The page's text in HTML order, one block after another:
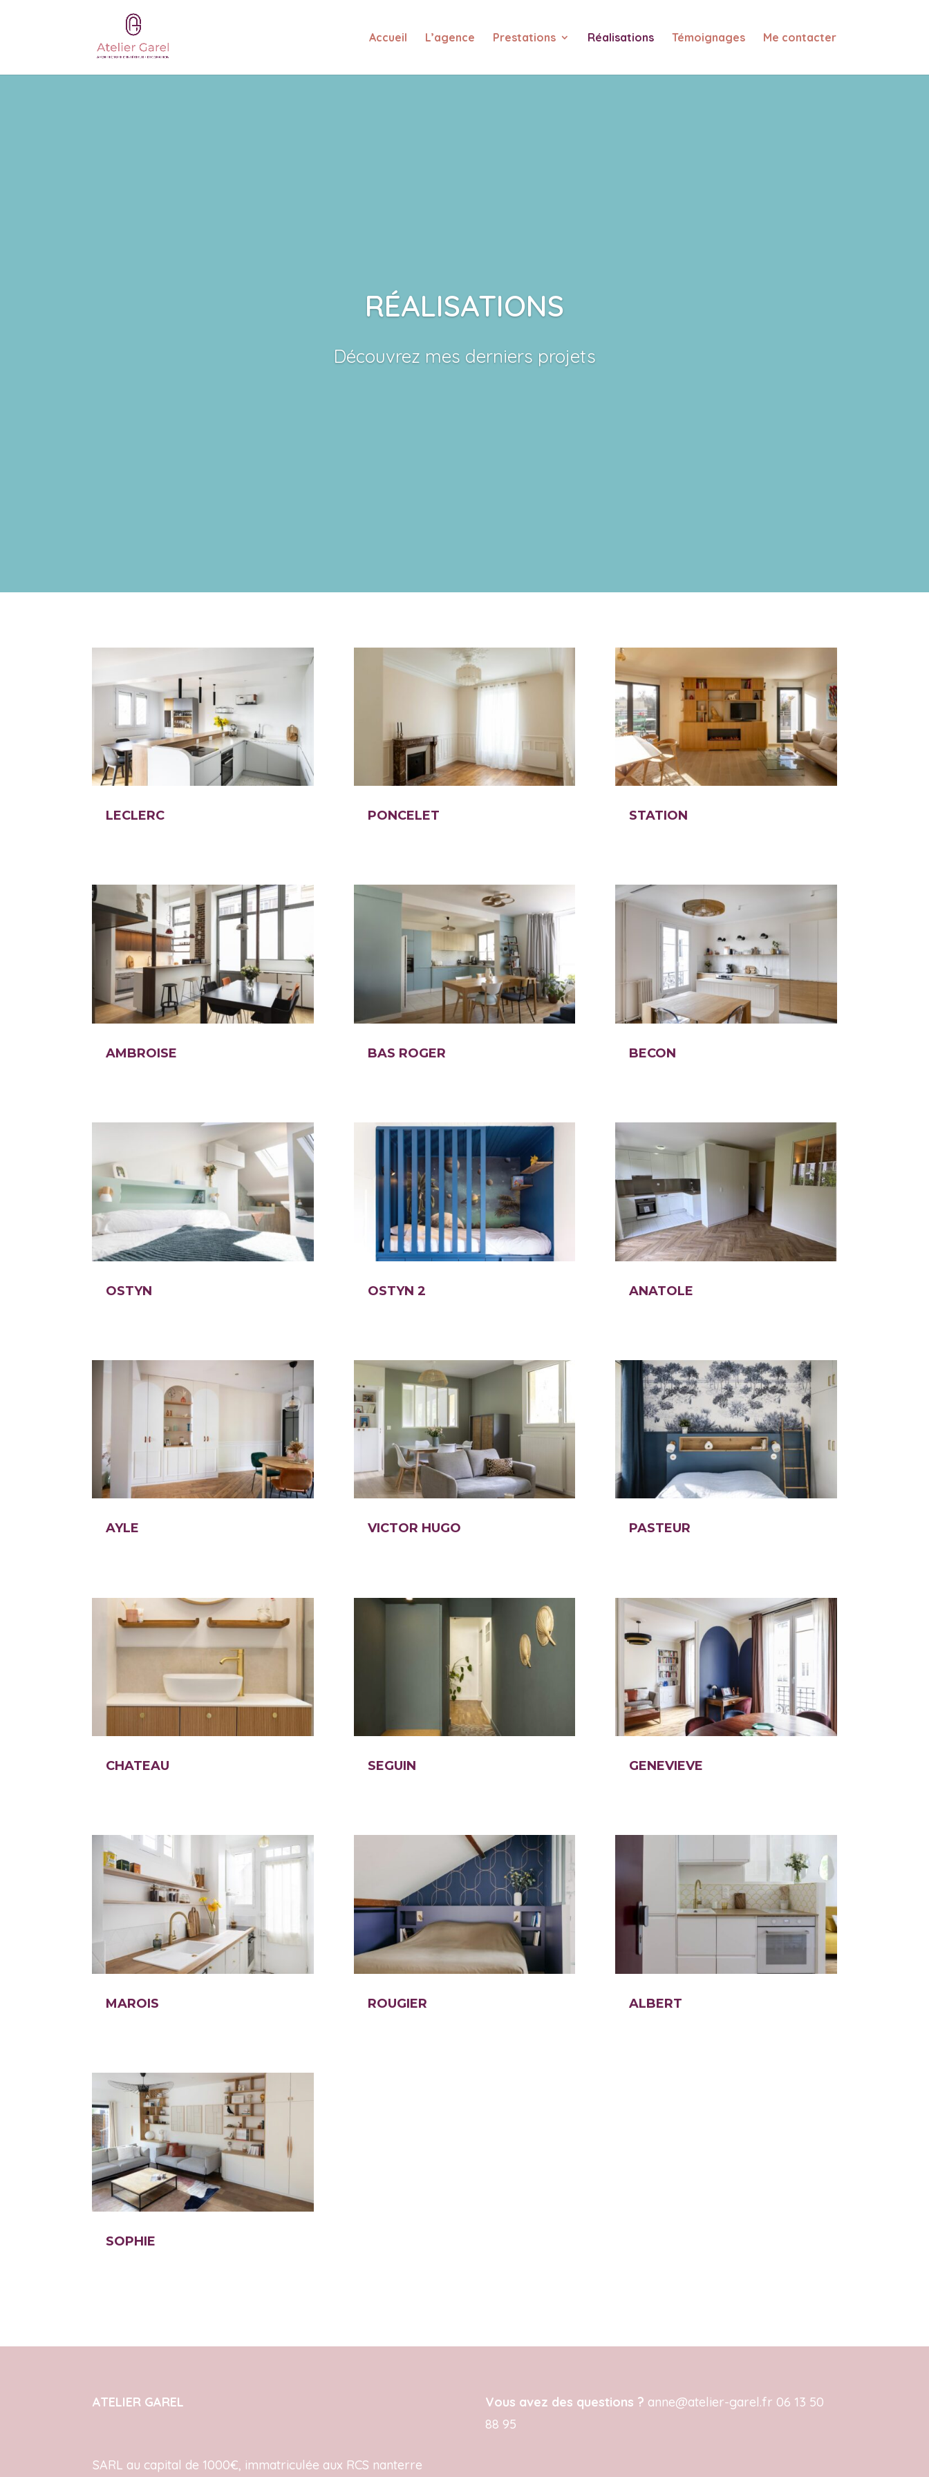
Accueil L’agence Prestations Réalisations Témoignages Me contacter
RÉALISATIONS
Découvrez mes derniers projets
LECLERC
AMBROISE
OSTYN
AYLE
CHATEAU
MAROIS
SOPHIE
PONCELET
BAS ROGER
OSTYN 2
VICTOR HUGO
SEGUIN
ROUGIER
STATION
BECON
ANATOLE
PASTEUR
GENEVIEVE
ALBERT
ATELIER GAREL
SARL au capital de 1000€, immatriculée aux RCS nanterre
Vous avez des questions ? anne@atelier-garel.fr 06 13 50
88 95